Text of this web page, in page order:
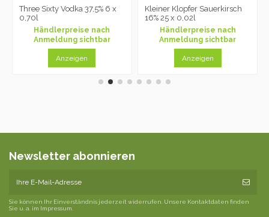
Three Sixty Vodka 37,5% 6 x
0,70l
Händlerpreise nach
Anmeldung sichtbar
Anzeigen
Kleiner Klopfer Sauerkirsch
16% 25 x 0,02l
Händlerpreise nach
Anmeldung sichtbar
Anzeigen
Newsletter abonnieren
Sie können Ihr Einverständnis jederzeit widerrufen. Unsere Kontaktdaten finden
Sie u. a. im Impressum.